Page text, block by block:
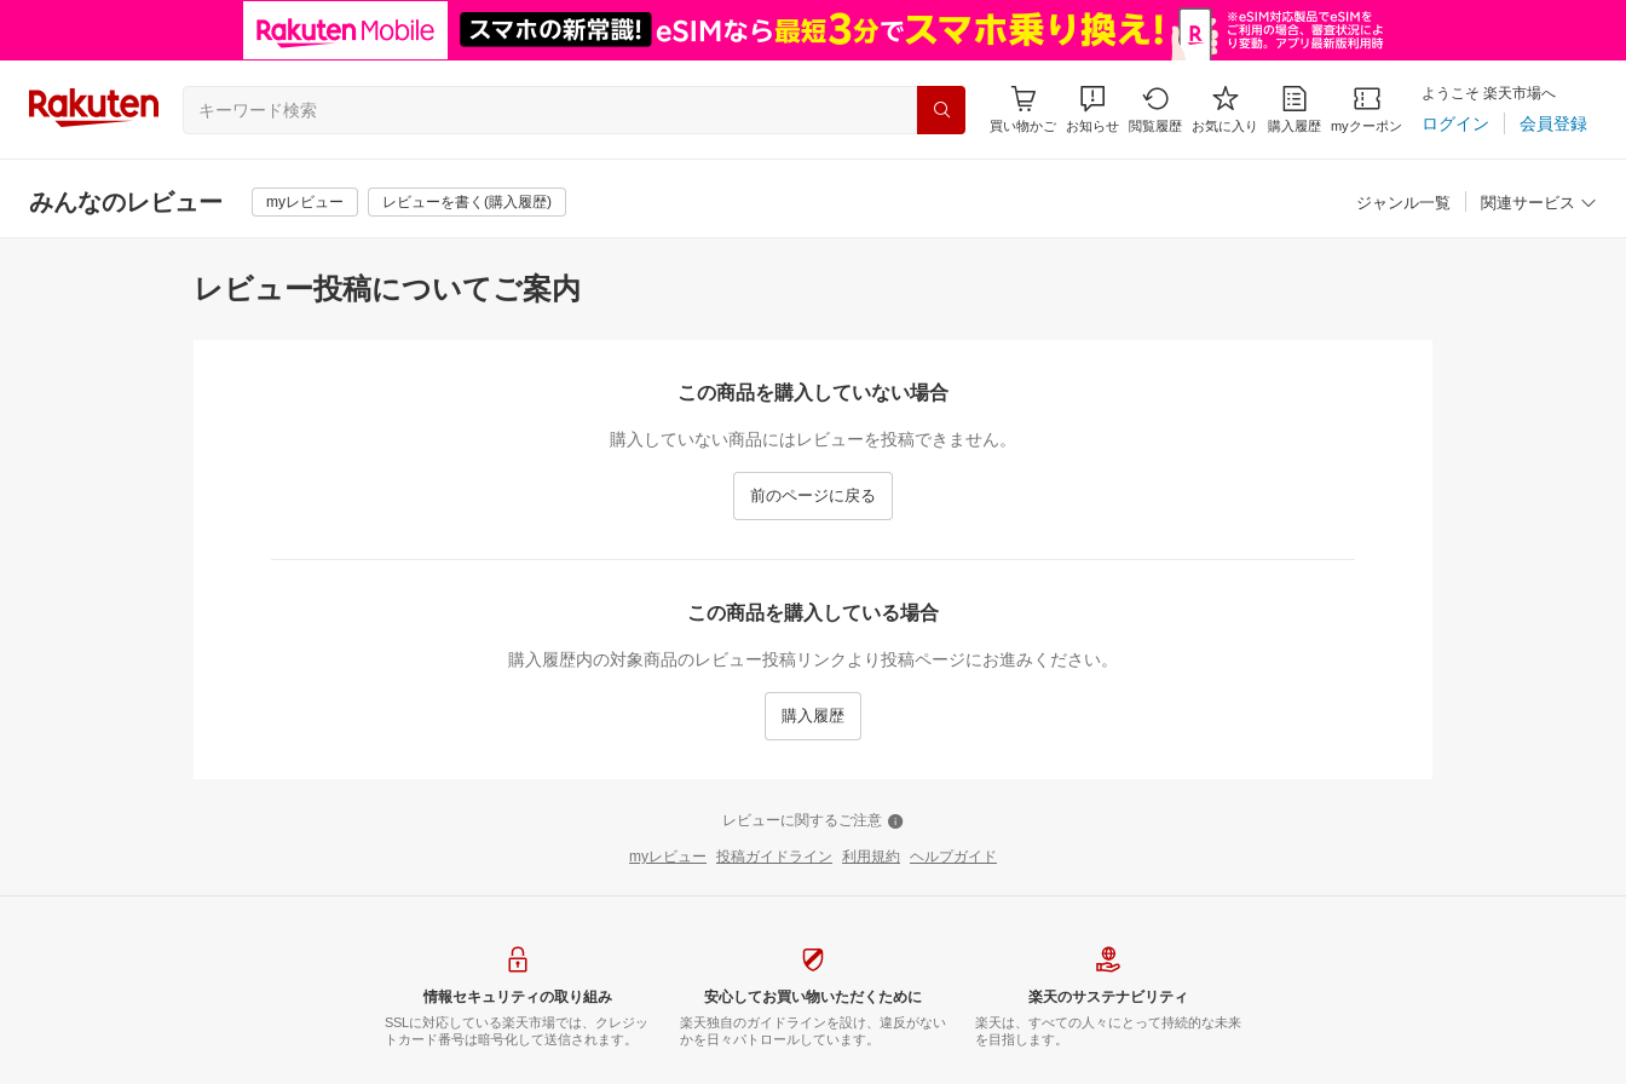
買い物かご お知らせ 閲覧履歴 お気に入り 購入履歴 myクーポン
ようこそ 楽天市場へ
ログイン 会員登録
みんなのレビュー myレビュー レビューを書く(購入履歴) ジャンル一覧 関連サービス
レビュー投稿についてご案内
この商品を購入していない場合
購入していない商品にはレビューを投稿できません。
前のページに戻る
この商品を購入している場合
購入履歴内の対象商品のレビュー投稿リンクより投稿ページにお進みください。
購入履歴
レビューに関するご注意
myレビュー 投稿ガイドライン 利用規約 ヘルプガイド
情報セキュリティの取り組み
SSLに対応している楽天市場では、クレジッ
トカード番号は暗号化して送信されます。
安心してお買い物いただくために
楽天独自のガイドラインを設け、違反がない
かを日々パトロールしています。
楽天のサステナビリティ
楽天は、すべての人々にとって持続的な未来
を目指します。